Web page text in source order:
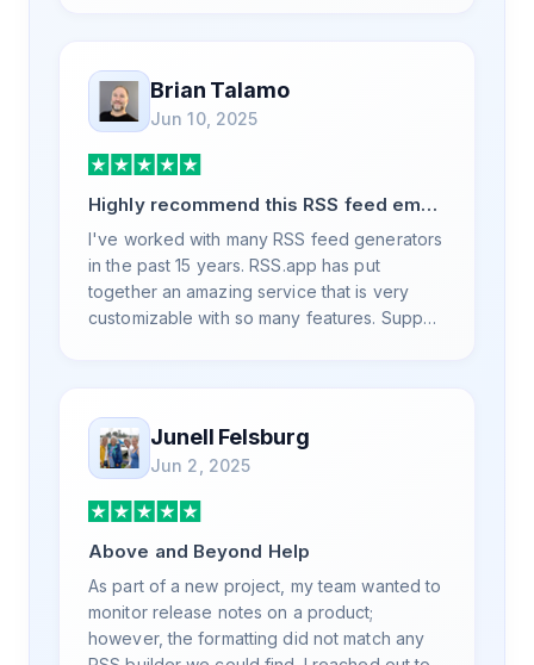
Brian Talamo
Jun 10, 2025
Highly recommend this RSS feed email
/ widget generator service.
I've worked with many RSS feed generators
in the past 15 years. RSS.app has put
together an amazing service that is very
customizable with so many features. Support
your RSS feed needs. Our trucking news
hub website couldn't work without it. Thank
you.
Junell Felsburg
Jun 2, 2025
Above and Beyond Help
As part of a new project, my team wanted to
monitor release notes on a product;
however, the formatting did not match any